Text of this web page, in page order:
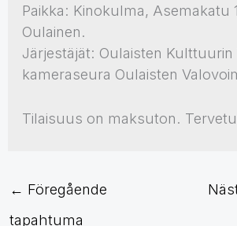
Paikka: Kinokulma, Asemakatu
Oulainen.
Järjestäjät: Oulaisten Kulttuurin
kameraseura Oulaisten
Tilaisuus on maksuton.
← Föregående
tapahtuma